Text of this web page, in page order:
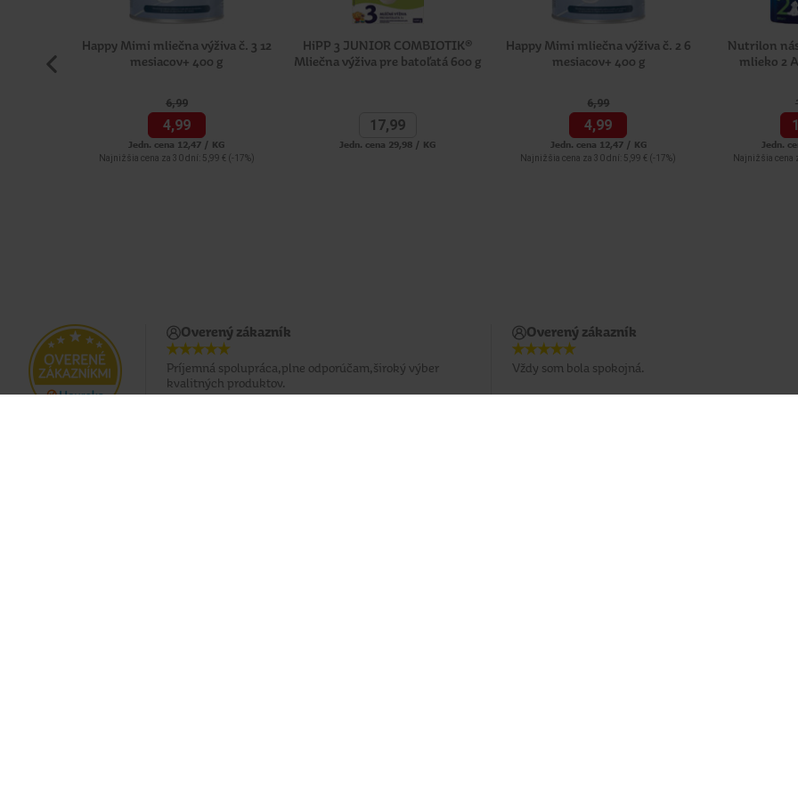
Happy Mimi mliečna výživa č. 3 12
mesiacov+ 400 g
6,99
4,99
Jedn. cena 12,47 / KG
Najnižšia cena za 30 dní: 5,99 € (-17%)
HiPP 3 JUNIOR COMBIOTIK®
Mliečna výživa pre batoľatá 600 g
17,99
Jedn. cena 29,98 / KG
Happy Mimi mliečna výživa č. 2 6
mesiacov+ 400 g
6,99
4,99
Jedn. cena 12,47 / KG
Najnižšia cena za 30 dní: 5,99 € (-17%)
Nutrilon
mlieko 2
Jedn.
Najnižšia cena
Overený zákazník
Príjemná spolupráca,plne odporúčam,široký výber
kvalitných produktov.
Overený zákazník
Vždy som bola spokojná.